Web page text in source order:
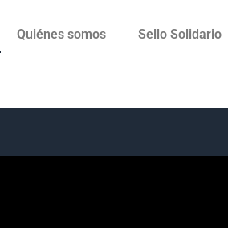
Quiénes somos Sello Solidario